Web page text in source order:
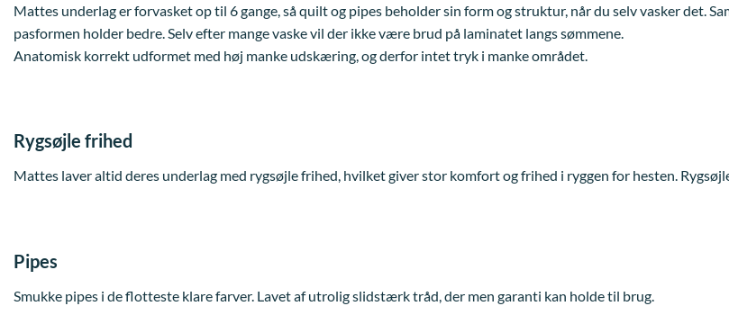
Mattes underlag er forvasket op til 6 gange, så quilt og pipes beholder sin form og struktur, når du selv vasker det.
pasformen holder bedre. Selv efter mange vaske vil der ikke være brud på laminatet langs sømmene.
Anatomisk korrekt udformet med høj manke udskæring, og derfor intet tryk i manke området.
Rygsøjle frihed
Mattes laver altid deres underlag med rygsøjle frihed, hvilket giver stor komfort og frihed i ryggen for hesten.
Pipes
Smukke pipes i de flotteste klare farver. Lavet af utrolig slidstærk tråd, der men garanti kan holde til brug.